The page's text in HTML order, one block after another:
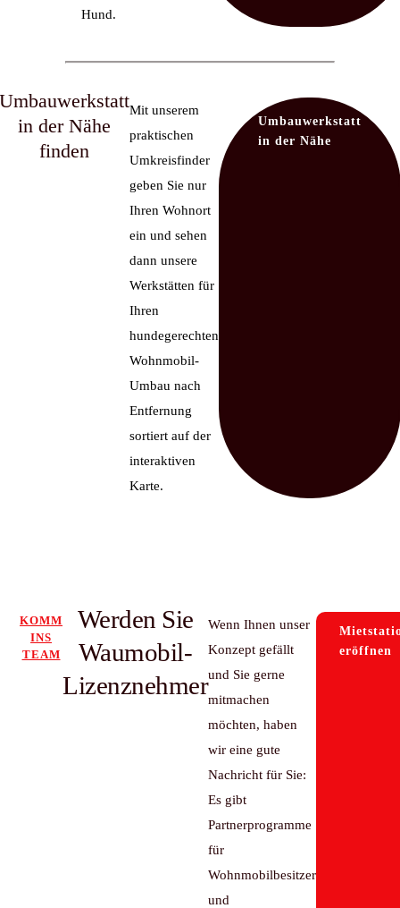
Hund.
Umbauwerkstatt
in der Nähe
finden
Mit unserem
praktischen
Umkreisfinder
geben Sie nur
Ihren Wohnort
ein und sehen
dann unsere
Werkstätten für
Ihren
hundegerechten
Wohnmobil-
Umbau nach
Entfernung
sortiert auf der
interaktiven
Karte.
Umbauwerkstatt
in der Nähe
KOMM
INS
TEAM
Werden Sie
Waumobil-
Lizenznehmer
Wenn Ihnen unser
Konzept gefällt
und Sie gerne
mitmachen
möchten, haben
wir eine gute
Nachricht für Sie:
Es gibt
Partnerprogramme
für
Wohnmobilbesitzer
und
eröffnen